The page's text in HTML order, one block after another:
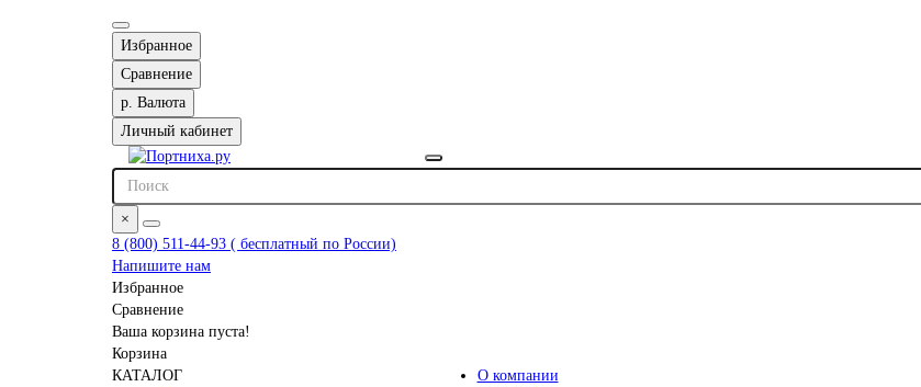
Избранное
Сравнение
р. Валюта
Личный кабинет
×
8 (800) 511-44-93 ( бесплатный по России)
Напишите нам
Избранное
Сравнение
Ваша корзина пуста!
Корзина
КАТАЛОГ
О компании